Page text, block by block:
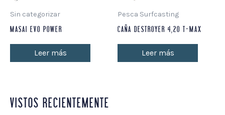
Sin categorizar
MASAI EVO POWER
Leer más
Pesca Surfcasting
CAÑA DESTROYER 4,20 T-MAX
Leer más
VISTOS RECIENTEMENTE